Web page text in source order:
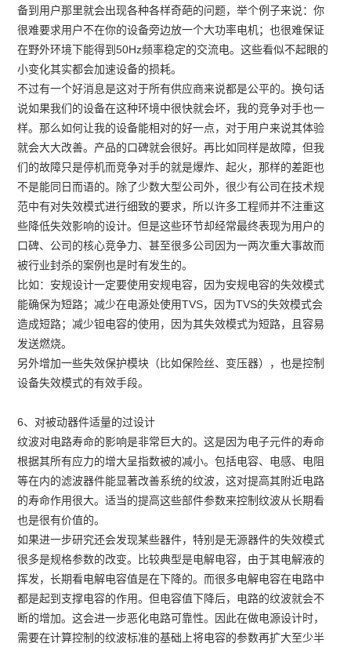
备到用户那里就会出现各种各样奇葩的问题，举个例子来说：你
很难要求用户不在你的设备旁边放一个大功率电机；也很难保证
在野外环境下能得到50Hz频率稳定的交流电。这些看似不起眼的
小变化其实都会加速设备的损耗。
不过有一个好消息是这对于所有供应商来说都是公平的。换句话
说如果我们的设备在这种环境中很快就会坏，我的竞争对手也一
样。那么如何让我的设备能相对的好一点，对于用户来说其体验
就会大大改善。产品的口碑就会很好。再比如同样是故障，但我
们的故障只是停机而竞争对手的就是爆炸、起火，那样的差距也
不是能同日而语的。除了少数大型公司外，很少有公司在技术规
范中有对失效模式进行细致的要求，所以许多工程师并不注重这
些降低失效影响的设计。但是这些环节却经常最终表现为用户的
口碑、公司的核心竞争力、甚至很多公司因为一两次重大事故而
被行业封杀的案例也是时有发生的。
比如：安规设计一定要使用安规电容，因为安规电容的失效模式
能确保为短路；减少在电源处使用TVS，因为TVS的失效模式会
造成短路；减少钽电容的使用，因为其失效模式为短路，且容易
发送燃烧。
另外增加一些失效保护模块（比如保险丝、变压器），也是控制
设备失效模式的有效手段。
6、对被动器件适量的过设计
纹波对电路寿命的影响是非常巨大的。这是因为电子元件的寿命
根据其所有应力的增大呈指数被的减小。包括电容、电感、电阻
等在内的滤波器件能显著改善系统的纹波，这对提高其附近电路
的寿命作用很大。适当的提高这些部件参数来控制纹波从长期看
也是很有价值的。
如果进一步研究还会发现某些器件，特别是无源器件的失效模式
很多是规格参数的改变。比较典型是电解电容，由于其电解液的
挥发，长期看电解电容值是在下降的。而很多电解电容在电路中
都是起到支撑电容的作用。但电容值下降后，电路的纹波就会不
断的增加。这会进一步恶化电路可靠性。因此在做电源设计时，
需要在计算控制的纹波标准的基础上将电容的参数再扩大至少半